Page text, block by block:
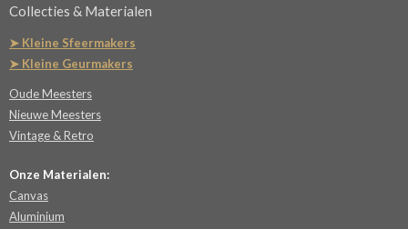
Collecties & Materialen
➤ Kleine Sfeermakers
➤ Kleine Geurmakers
Oude Meesters
Nieuwe Meesters
Vintage & Retro
Onze Materialen:
Canvas
Aluminium